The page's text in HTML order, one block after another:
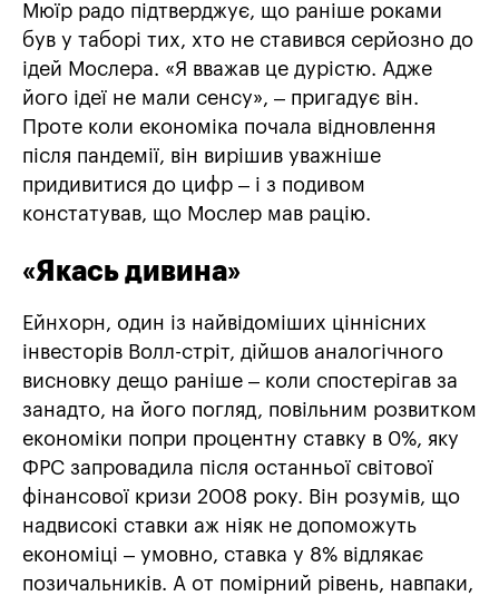
Мюїр радо підтверджує, що раніше роками
був у таборі тих, хто не ставився серйозно до
ідей Мослера. «Я вважав це дурістю. Адже
його ідеї не мали сенсу», – пригадує він.
Проте коли економіка почала відновлення
після пандемії, він вирішив уважніше
придивитися до цифр – і з подивом
констатував, що Мослер мав рацію.
«Якась дивина»
Ейнхорн, один із найвідоміших ціннісних
інвесторів Волл-стріт, дійшов аналогічного
висновку дещо раніше – коли спостерігав за
занадто, на його погляд, повільним розвитком
економіки попри процентну ставку в 0%, яку
ФРС запровадила після останньої світової
фінансової кризи 2008 року. Він розумів, що
надвисокі ставки аж ніяк не допоможуть
економіці – умовно, ставка у 8% відлякає
позичальників. А от помірний рівень, навпаки,